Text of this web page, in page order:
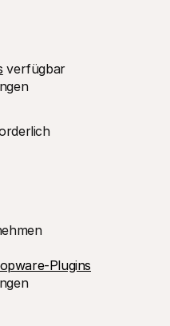
verfügbar
Plugins